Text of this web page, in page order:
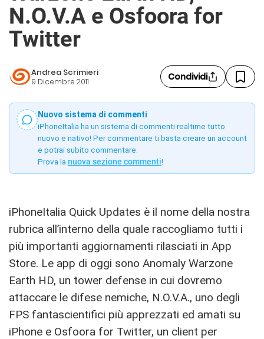
N.O.V.A e Osfoora for
Twitter
Andrea Scrimieri
9 Dicembre 2011 Condividi
Nuovo sistema di commenti
iPhoneItalia ha un sistema di commenti realtime tutto
nuovo e nativo! Per commentare ti basta creare un account
e potrai subito commentare.
Prova la nuova sezione commenti!
iPhoneItalia Quick Updates è il nome della nostra
rubrica all’interno della quale raccogliamo tutti i
più importanti aggiornamenti rilasciati in App
Store. Le app di oggi sono Anomaly Warzone
Earth HD, un tower defense in cui dovremo
attaccare le difese nemiche, N.O.V.A., uno degli
FPS fantascientifici più apprezzati ed amati su
iPhone e Osfoora for Twitter, un client per